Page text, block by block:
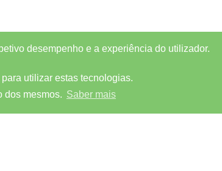
desempenho e a experiência do utilizador.
utilizar estas tecnologias.
dos mesmos. Saber mais